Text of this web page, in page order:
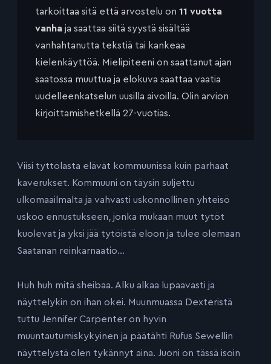
tarkoittaa sitä että arvostelu on 11 vuotta
vanha ja saattaa siitä syystä sisältää
vanhahtanutta tekstiä tai kankeaa
kielenkäyttöä. Mielipiteeni on saattanut ajan
saatossa muuttua ja elokuva saattaa vaatia
uudelleenkatselun uusilla aivoilla. Olin arvion
kirjoittamishetkellä 27-vuotias.
Viisi tyttölasta elävät kommuunissa kuin parhaat
kaverukset. Kommuuni on täysin suljettu
ulkomaailmalta ja vahvasti uskonnollinen yhteisö
uskoo ennustukseen, jonka mukaan muut tytöt
kuolevat ja yksi jää tytöistä eloon ja tulee olemaan
Saatanan reinkarnaatio…
Huh huh mitä sheibaa. Alku alkaa lupaavasti ja
näyttelykin on ihan okei. Muunmuassa Dexteristä
tuttu Jennifer Carpenter on hyvin
muuntautumiskykyinen ja päätähti Rufus Sewellin
näyttelystä olen tykännyt aina. Juoni on tässä isoin